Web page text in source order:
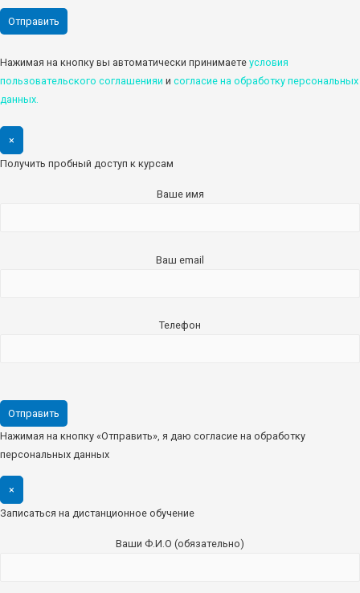
Нажимая на кнопку вы автоматически принимаете условия
пользовательского соглашенияи и cогласие на обработку персональных
данных.
×
Получить пробный доступ к курсам
Ваше имя
Ваш email
Телефон
Нажимая на кнопку «Отправить», я даю согласие на обработку
персональных данных
×
Записаться на дистанционное обучение
Ваши Ф.И.О (обязательно)